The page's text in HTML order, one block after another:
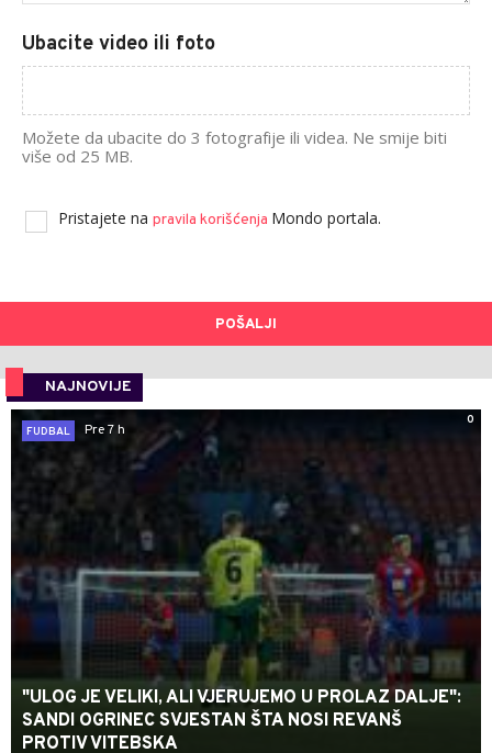
Ubacite video ili foto
Možete da ubacite do 3 fotografije ili videa. Ne smije biti
više od 25 MB.
Pristajete na pravila korišćenja Mondo portala.
POŠALJI
NAJNOVIJE
0
FUDBAL
Pre 7 h
"ULOG JE VELIKI, ALI VJERUJEMO U PROLAZ DALJE":
SANDI OGRINEC SVJESTAN ŠTA NOSI REVANŠ
PROTIV VITEBSKA